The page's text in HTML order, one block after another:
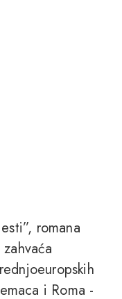
romana
i Roma -